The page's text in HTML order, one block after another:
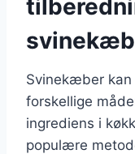
Svinekæber
forskellige
ingrediens i
populære